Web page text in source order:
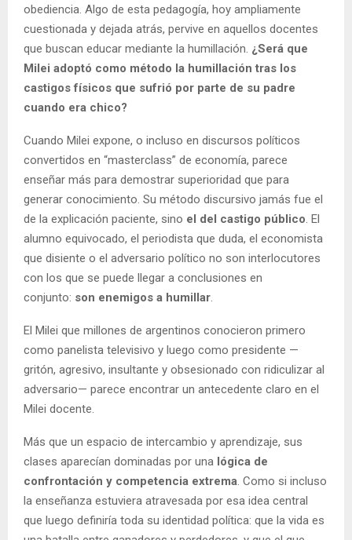
obediencia. Algo de esta pedagogía, hoy ampliamente
cuestionada y dejada atrás, pervive en aquellos docentes
que buscan educar mediante la humillación. ¿Será que
Milei adoptó como método la humillación tras los
castigos físicos que sufrió por parte de su padre
cuando era chico?
Cuando Milei expone, o incluso en discursos políticos
convertidos en “masterclass” de economía, parece
enseñar más para demostrar superioridad que para
generar conocimiento. Su método discursivo jamás fue el
de la explicación paciente, sino el del castigo público. El
alumno equivocado, el periodista que duda, el economista
que disiente o el adversario político no son interlocutores
con los que se puede llegar a conclusiones en
conjunto: son enemigos a humillar.
El Milei que millones de argentinos conocieron primero
como panelista televisivo y luego como presidente —
gritón, agresivo, insultante y obsesionado con ridiculizar al
adversario— parece encontrar un antecedente claro en el
Milei docente.
Más que un espacio de intercambio y aprendizaje, sus
clases aparecían dominadas por una lógica de
confrontación y competencia extrema. Como si incluso
la enseñanza estuviera atravesada por esa idea central
que luego definiría toda su identidad política: que la vida es